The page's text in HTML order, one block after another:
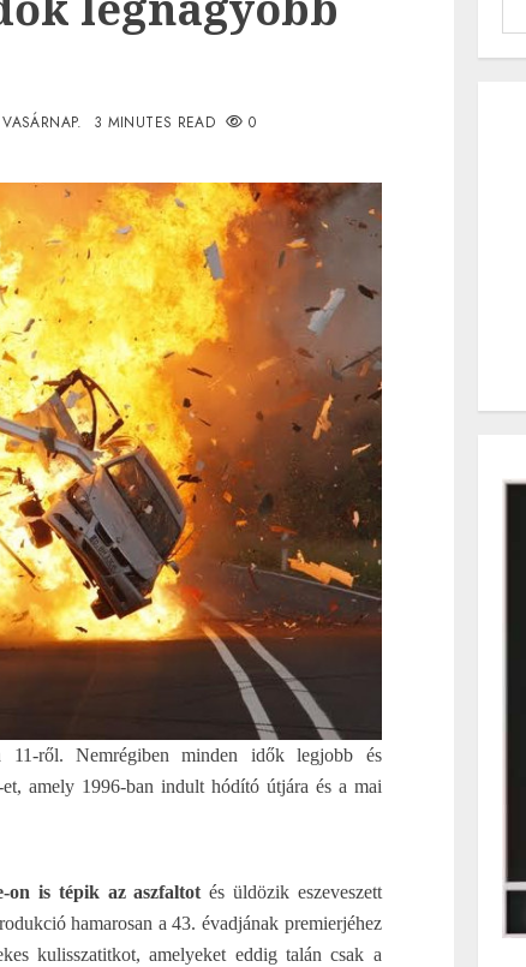
3 MINUTES READ 0
11-ről. Nemrégiben minden idők legjobb és
amely 1996-ban indult hódító útjára és a mai
on is tépik az aszfaltot és üldözik eszeveszett
hamarosan a 43. évadjának premierjéhez
kulisszatitkot, amelyeket eddig talán csak a